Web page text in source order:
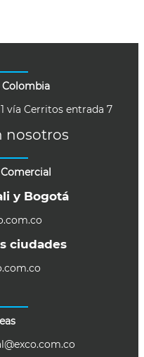
Colombia
vía Cerritos entrada 7
nosotros
y Bogotá
ciudades